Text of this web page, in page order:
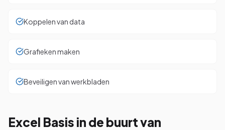
Koppelen van data
Grafieken maken
Beveiligen van werkbladen
Excel Basis in de buurt van